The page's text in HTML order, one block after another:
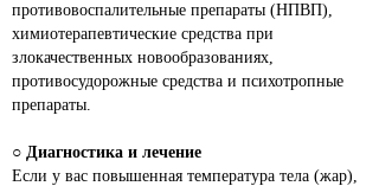
противовоспалительные препараты (НПВП),
химиотерапевтические средства при
злокачественных новообразованиях,
противосудорожные средства и психотропные
препараты.
○ Диагностика и лечение
Если у вас повышенная температура тела (жар),